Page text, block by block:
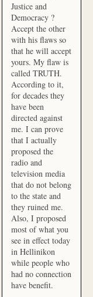
Justice and
Democracy ?
Accept the other
with his flaws so
that he will accept
yours. My flaw is
called TRUTH.
According to it,
for decades they
have been
directed against
me. I can prove
that I actually
proposed the
radio and
television media
that do not belong
to the state and
they ruined me.
Also, I proposed
most of what you
see in effect today
in Hellinikon
while people who
had no connection
have benefit.